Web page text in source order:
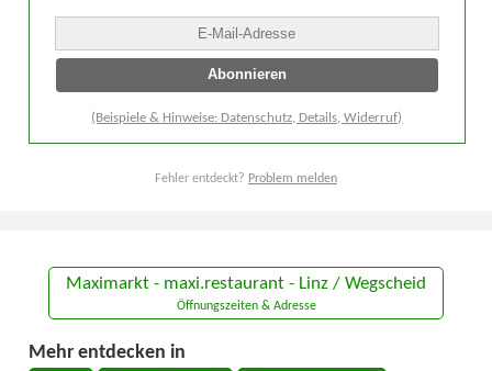
(Beispiele & Hinweise: Datenschutz, Details, Widerruf)
Fehler entdeckt? Problem melden
Maximarkt - maxi.restaurant - Linz / Wegscheid
Öffnungszeiten & Adresse
Mehr entdecken in